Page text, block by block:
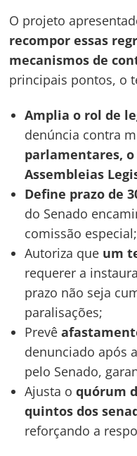
O projeto
recompor essas
mecanismos de
principais pontos, o
Amplia o rol de
denúncia contra
parlamentares,
Assembleias
Define prazo de
do Senado
comissão especial;
Autoriza que um
requerer a
prazo não seja
paralisações;
Prevê
denunciado após
pelo Senado,
Ajusta oquórum
quintos dos
reforçando a
Navegação
de
Post